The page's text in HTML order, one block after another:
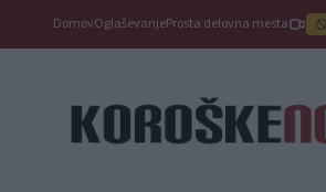
DomovOglaševanjeProsta delovna mesta